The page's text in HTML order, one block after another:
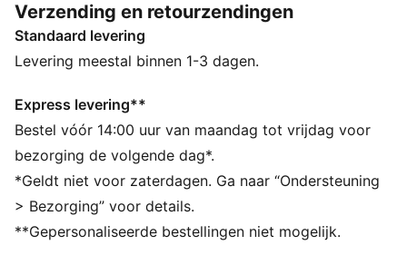
bedwingen. Boost je runs met de Propio NITRO™ - het
toppunt van lichtgewicht, responsief schoeisel.
ALLE INS EN OUTS
die een topresponsiviteit biedt in een extreem licht
pakket
PUMAGRIP: duurzame prestatie-rubbersamenstelling
ontworpen voor tractie op alle oppervlakken
Het bovenwerk van de schoenen is gemaakt met
minstens 20% gerecyclede materialen.
DETAILS
Verzending en retourzendingen
Standaard levering
Levering meestal binnen 1-3 dagen.
Express levering**
Bestel vóór 14:00 uur van maandag tot vrijdag voor
bezorging de volgende dag*.
*Geldt niet voor zaterdagen. Ga naar “Ondersteuning
> Bezorging” voor details.
**Gepersonaliseerde bestellingen niet mogelijk.